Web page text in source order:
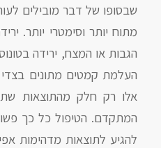
שבסופו של דבר מובילים
מתוח יותר וסימטרי יותר.
הגבות או המצח, ירידה
העלמת קמטים מתונים
אלו רק חלק מהתוצאות
המתקדם. הטיפול כל כך
להגיע לתוצאות מדהימות